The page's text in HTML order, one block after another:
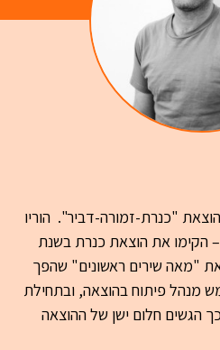
"כנרת-זמורה-דביר". הוריו
– הקימו את הוצאת כנרת בשנת
את "מאה שירים ראשונים" שהפך
מנהל פיתוח בהוצאה, ובתחילת
הגשים חלום ישן של ההוצאה